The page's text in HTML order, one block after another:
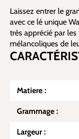
Laissez entrer le
avec ce lé unique
très apprécié par
mélancoliques de
Matiere :
Grammage :
Largeur :